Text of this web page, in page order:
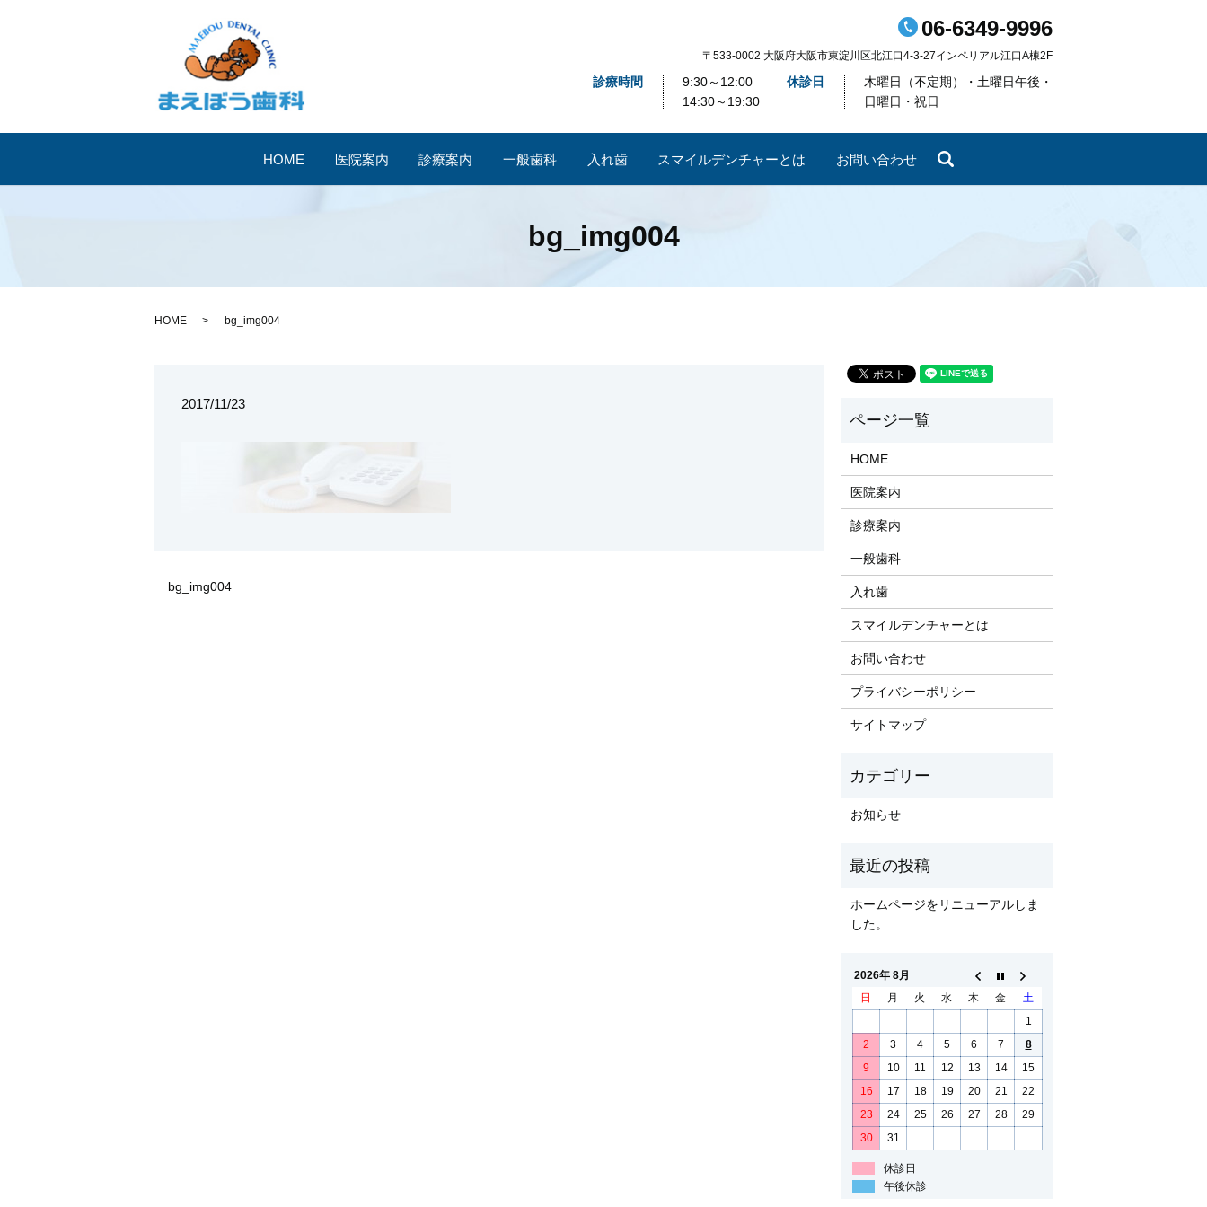
06-6349-9996
〒533-0002 大阪府大阪市東淀川区北江口4-3-27インペリアル江口A棟2F
診療時間
9:30～12:00
14:30～19:30
休診日
木曜日（不定期）・土曜日午後・
日曜日・祝日
HOME 医院案内 診療案内 一般歯科 入れ歯 ​スマイルデンチャーとは お問い合わせ
bg_img004
HOME bg_img004
2017/11/23
bg_img004
HOME
医院案内
診療案内
一般歯科
入れ歯
​スマイルデンチャーとは
お問い合わせ
プライバシーポリシー
サイトマップ
お知らせ
ホームページをリニューアルしま
した。
2026年 8月
日
月 火 水 木 金
土
1
2
3 4 5 6 7
8
9
10 11 12 13 14
15
16
17 18 19 20 21
22
23
24 25 26 27 28
29
30
31
休診日
午後休診